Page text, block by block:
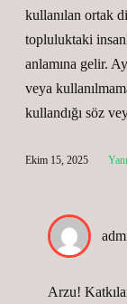
kullanılan ortak
topluluktaki
anlamına gelir.
veya
kullandığı söz
Ekim 15, 2025
Arzu!